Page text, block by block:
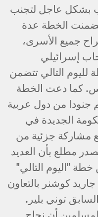
بشكل عاجل لتجنب
الخطة عدة
جميع الأسرى،
إسرائيلي
التالي تتضمن
كما دعت الخطة
جنودا من دول عربية
الجديدة في
مشاركة جزئية من
مطلع بأن العديد
"اليوم التالي"
كوشنر بالتعاون
توني بلير.